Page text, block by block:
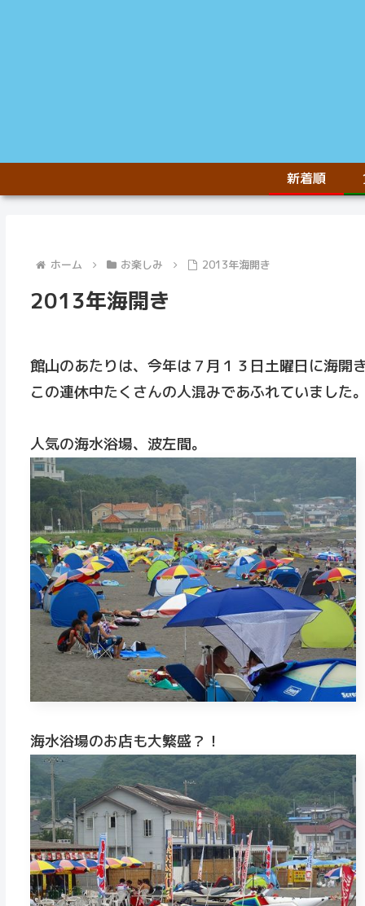
新着順
ホーム お楽しみ 2013年海開き
2013年海開き
館山のあたりは、今年は７月１３日土曜日に海開
この連休中たくさんの人混みであふれていました。
人気の海水浴場、波左間。
海水浴場のお店も大繁盛？！